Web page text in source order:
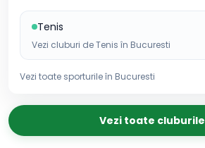
Tenis
Vezi cluburi deTenis în Bucuresti
Vezi toate sporturile în Bucuresti
Vezi toate cluburile